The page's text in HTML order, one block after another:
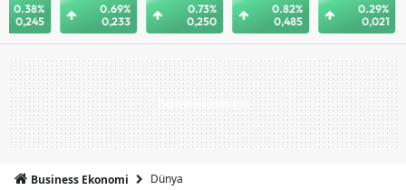
0.69%
0,233
0.73%
0,250
0.82%
0,485
0.29%
0,021
Business Ekonomi Dünya